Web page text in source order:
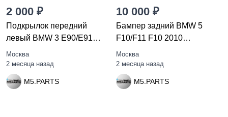
2 000 ₽
Подкрылок передний
левый BMW 3 E90/E91
рест. E90
Москва
2 месяца назад
M5.PARTS
10 000 ₽
Бампер задний BMW 5
F10/F11 F10 2010
51127238522
Москва
2 месяца назад
M5.PARTS